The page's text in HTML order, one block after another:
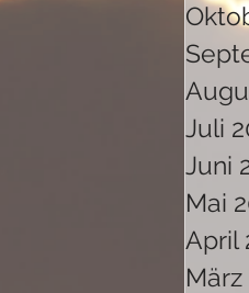
Juli
Juni
Mai
April
März